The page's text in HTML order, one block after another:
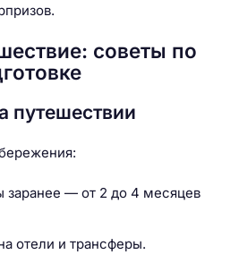
советы по
путешествии
заранее — от 2 до 4 месяцев
отели и трансферы.